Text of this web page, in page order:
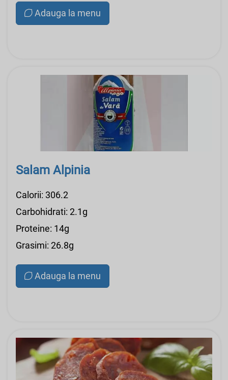
Adauga la menu
Salam Alpinia
Calorii: 306.2
Carbohidrati: 2.1g
Proteine: 14g
Grasimi: 26.8g
Adauga la menu